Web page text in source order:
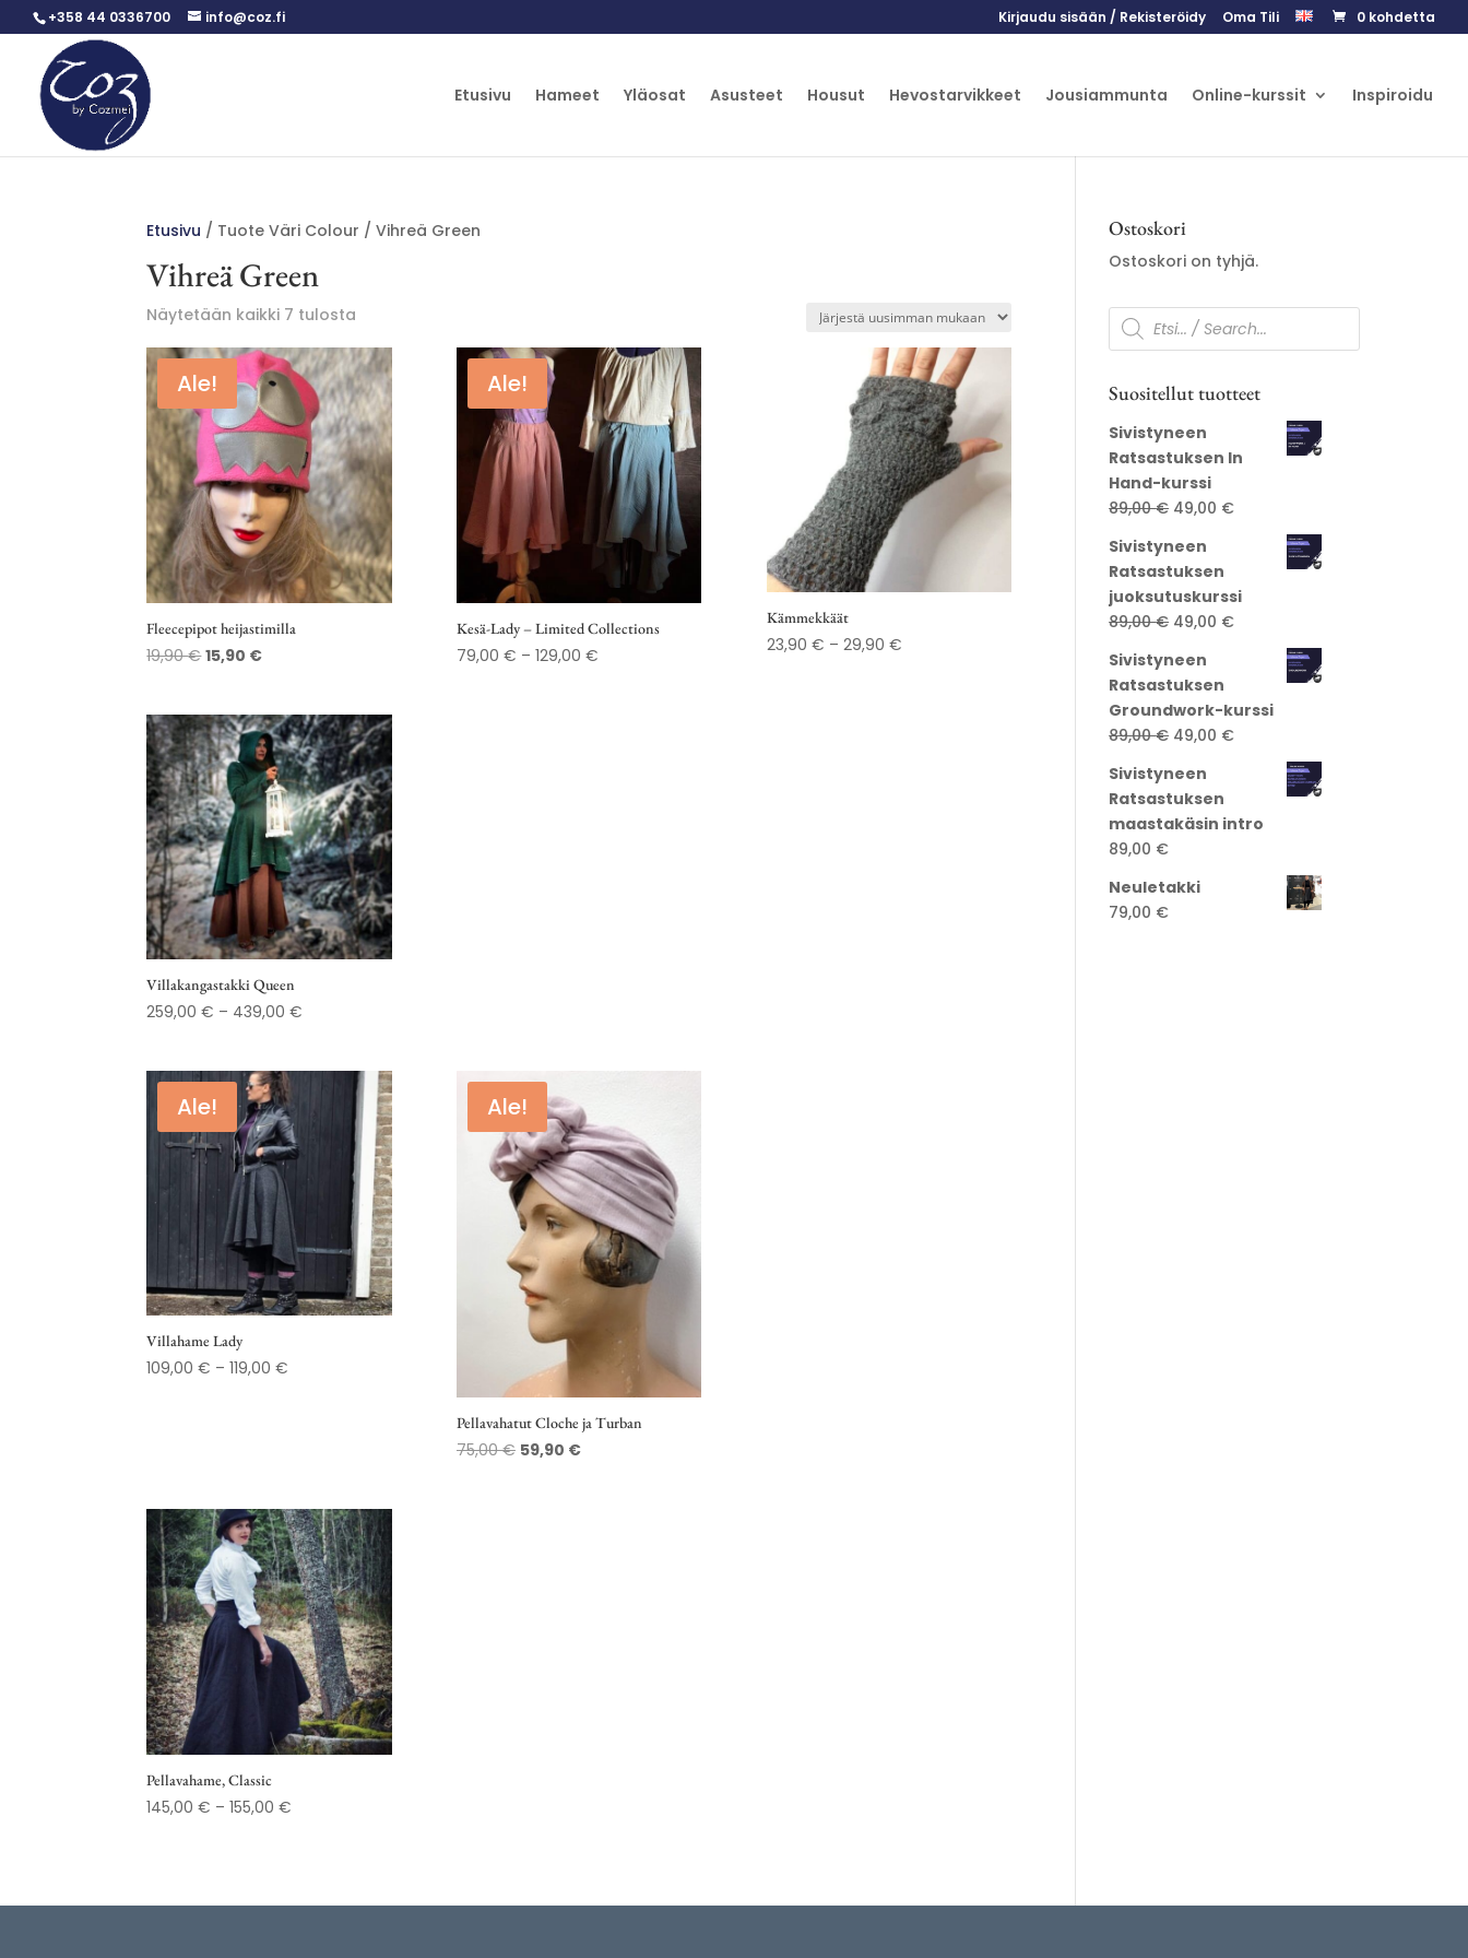
+358 44 0336700 info@coz.fi Kirjaudu sisään / Rekisteröidy Oma Tili 0 kohdetta
Etusivu Hameet Yläosat Asusteet Housut Hevostarvikkeet Jousiammunta Online-kurssit Inspiroidu
Etusivu / Tuote Väri Colour / Vihreä Green
Vihreä Green
Näytetään kaikki 7 tulosta
latest
Ale!
Fleecepipot heijastimilla
19,90€Alkuperäinen
19,90 €.
15,90 €Nykyinen
15,90 €.
Ale!
Kesä-Lady – Limited Collections
79,00 € – 129,00 €Hintaluokka:
Kämmekkäät
23,90 € – 29,90 €Hintaluokka:
Villakangastakki Queen
259,00€ – 439,00€
439,00 €
Ale!
Villahame Lady
109,00€ – 119,00€
Ale!
Pellavahatut Cloche ja Turban
75,00€ Alkuperäinen
59,90 €Nykyinen
Pellavahame, Classic
145,00€ – 155,00€
Ostoskori
Ostoskori on tyhjä.
Products
search
Suositellut tuotteet
Sivistyneen
Ratsastuksen In
Hand-kurssi
89,00€ Alkuperäinen
oli:
89,00 €.
49,00 €Nykyinen
Sivistyneen
Ratsastuksen
juoksutuskurssi
89,00€ Alkuperäinen
oli:
89,00 €.
49,00 €Nykyinen
Sivistyneen
Ratsastuksen
Groundwork-kurssi
89,00€ Alkuperäinen
oli:
89,00 €.
49,00 €Nykyinen
Sivistyneen
Ratsastuksen
maastakäsin intro
89,00 €
Neuletakki
79,00 €